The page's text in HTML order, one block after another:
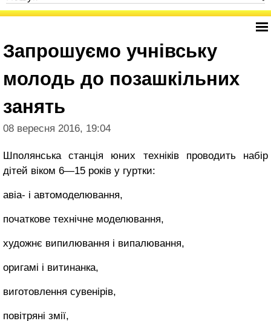
Запрошуємо учнівську
молодь до позашкільних
занять
08 вересня 2016, 19:04
Шполянська станція юних техніків проводить набір
дітей віком 6—15 років у гуртки:
авіа- і автомоделювання,
початкове технічне моделювання,
художнє випилювання і випалювання,
оригамі і витинанка,
виготовлення сувенірів,
повітряні змії,